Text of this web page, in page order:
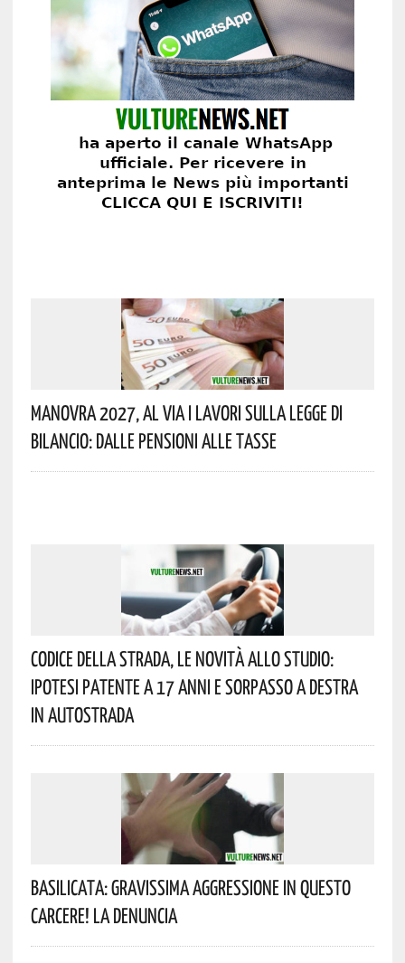
Manovra 2027, Al Via I Lavori Sulla Legge Di
Bilancio: Dalle Pensioni Alle Tasse
Codice Della Strada, Le Novità Allo Studio:
Ipotesi Patente A 17 Anni E Sorpasso A Destra
In Autostrada
Basilicata: Gravissima Aggressione In Questo
Carcere! La Denuncia